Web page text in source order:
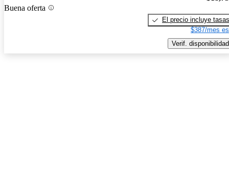
Buena oferta
El precio incluye tasas
$387/mes
Verif. disponibilidad